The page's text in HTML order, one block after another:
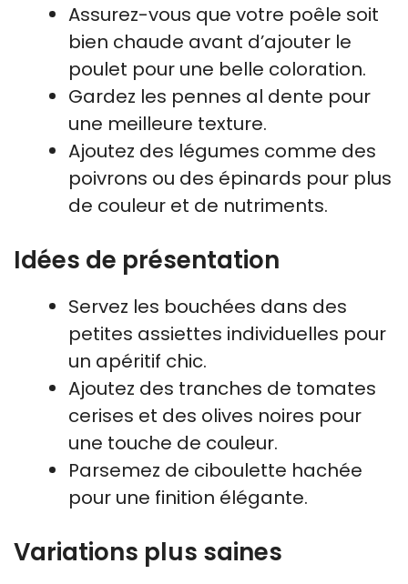
Assurez-vous que votre poêle soit
bien chaude avant d’ajouter le
poulet pour une belle coloration.
Gardez les pennes al dente pour
une meilleure texture.
Ajoutez des légumes comme des
poivrons ou des épinards pour plus
de couleur et de nutriments.
Idées de présentation
Servez les bouchées dans des
petites assiettes individuelles pour
un apéritif chic.
Ajoutez des tranches de tomates
cerises et des olives noires pour
une touche de couleur.
Parsemez de ciboulette hachée
pour une finition élégante.
Variations plus saines